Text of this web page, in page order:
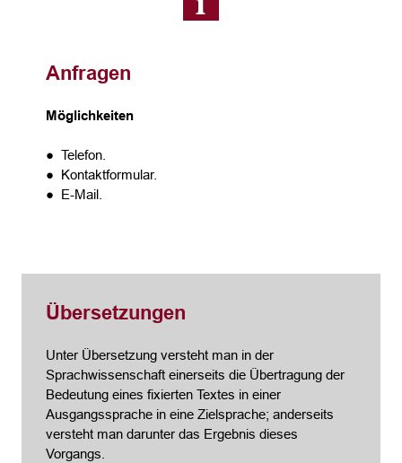
Anfragen
Möglichkeiten
● Telefon.
● Kontaktformular.
● E-Mail.
Übersetzungen
Unter Übersetzung versteht man in der
Sprachwissenschaft einerseits die Übertragung der
Bedeutung eines fixierten Textes in einer
Ausgangssprache in eine Zielsprache; anderseits
versteht man darunter das Ergebnis dieses
Vorgangs.